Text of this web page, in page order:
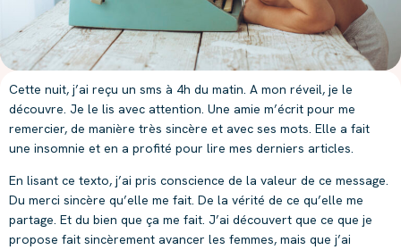
Cette nuit, j’ai reçu un sms à 4h du matin. A mon réveil, je le
découvre. Je le lis avec attention. Une amie m’écrit pour me
remercier, de manière très sincère et avec ses mots. Elle a fait
une insomnie et en a profité pour lire mes derniers articles.
En lisant ce texto, j’ai pris conscience de la valeur de ce message.
Du merci sincère qu’elle me fait. De la vérité de ce qu’elle me
partage. Et du bien que ça me fait. J’ai découvert que ce que je
propose fait sincèrement avancer les femmes, mais que j’ai